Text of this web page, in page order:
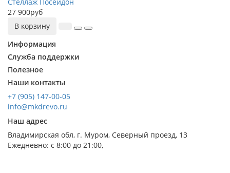
27 900руб
В корзину
Информация
Служба поддержки
Полезное
Наши контакты
+7 (905) 147-00-05
info@mkdrevo.ru
Наш адрес
Владимирская обл, г. Муром, Северный проезд, 13
Ежедневно: с 8:00 до 21:00,